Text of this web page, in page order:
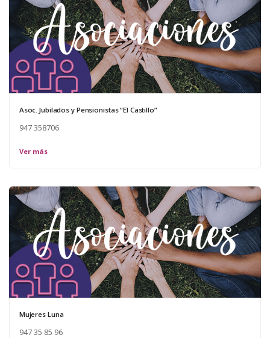
Asoc. Jubilados y Pensionistas “El Castillo”
947 358706
Ver más
Mujeres Luna
947 35 85 96